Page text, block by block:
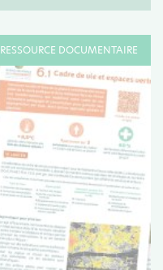
RESSOURCE DOCUMENTAIRE